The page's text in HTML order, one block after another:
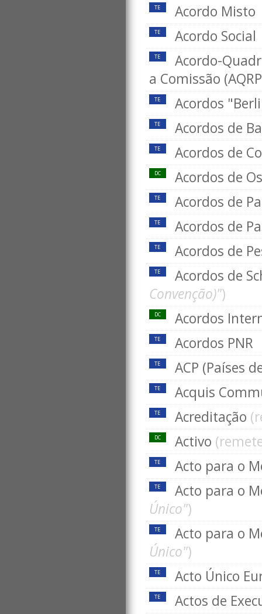
TE Acordo Misto
TE Acordo Social
TE
Acordo-
a Comissão
TE Acordos
TE Acordos de
TE Acordos de
DC Acordos de
TE Acordos de
TE Acordos de
TE Acordos de
TE
Acordos de
Convenção)")
DC Acordos
TE Acordos PNR
TE ACP (Países
TE Acquis
TE Acreditação
DC Activo
TE Acto para o
TE
Acto para o
Único")
TE
Acto para o
Único")
TE Acto Único
TE Actos de